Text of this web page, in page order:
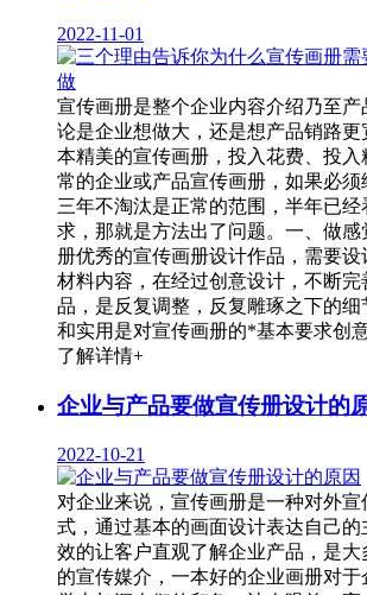
2022-11-01
宣传画册是整个企业内容介绍乃至
论是企业想做大，还是想产品销路更
本精美的宣传画册，投入花费、投入
常的企业或产品宣传画册，如果必须
三年不淘汰是正常的范围，半年已
求，那就是方法出了问题。一、做
册优秀的宣传画册设计作品，需要设
材料内容，在经过创意设计，不断
品，是反复调整，反复雕琢之下的细
和实用是对宣传画册的*基本要求创
了解详情+
企业与产品要做宣传册设计的
2022-10-21
对企业来说，宣传画册是一种对外
式，通过基本的画面设计表达自己
效的让客户直观了解企业产品，是
的宣传媒介，一本好的企业画册对